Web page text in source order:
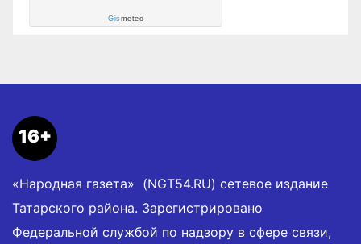
Gismeteo
16+
«Народная газета» (NGT54.RU) сетевое издание
Татарского района. Зарегистрировано
Федеральной службой по надзору в сфере связи,